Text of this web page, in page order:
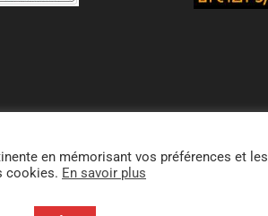
de cookies|Mentions légales
en mémorisant vos préférences et les
cookies. En savoir plus